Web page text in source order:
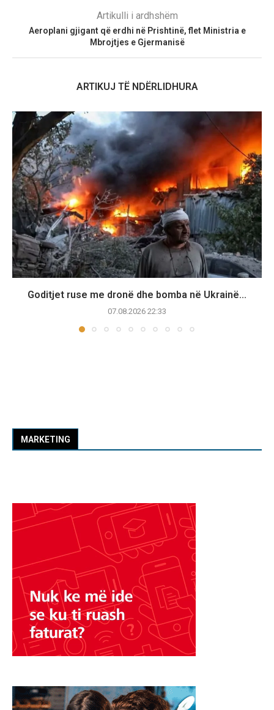
Artikulli i ardhshëm
Aeroplani gjigant që erdhi në Prishtinë, flet Ministria e
Mbrojtjes e Gjermanisë
ARTIKUJ TË NDËRLIDHURA
Goditjet ruse me dronë dhe bomba në Ukrainë...
07.08.2026 22:33
MARKETING